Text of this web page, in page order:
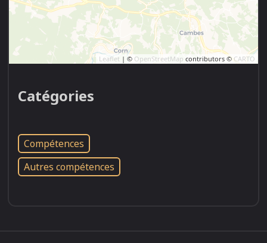
Leaflet | © OpenStreetMap contributors © CARTO
Catégories
Compétences
Autres compétences